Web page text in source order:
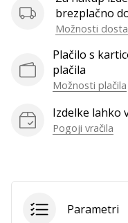
nam
kot
ambasador/ka.
Prikaži
vse
brezplačno
Možnosti
Plačilo s
plačila
Možnosti plačila
Izdelke lahko
Pogoji vračila
Parametri